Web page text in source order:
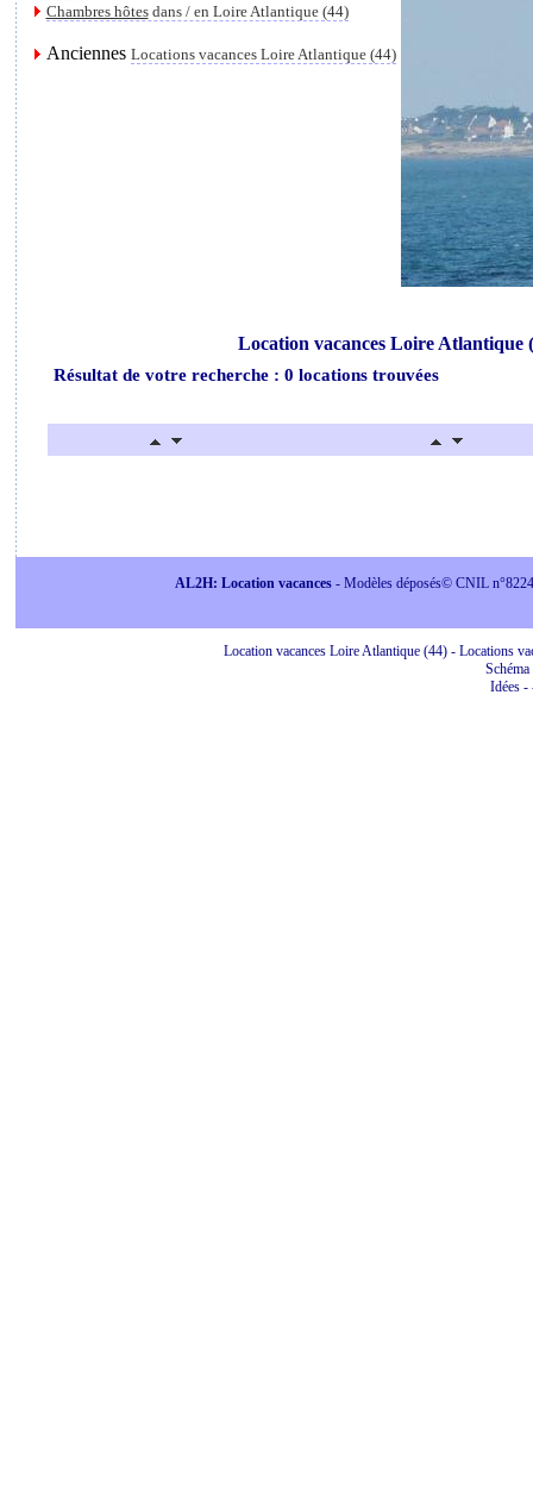
Chambres hôtesdans / en Loire Atlantique (44)
Anciennes Locations vacances Loire Atlantique (44)
Location vacances Loire Atlantique
Résultat de votre recherche : 0 locations trouvées
AL2H: Location vacances- Modèles déposés© CNIL
Location vacances Loire Atlantique (44) - Locations
Idées -